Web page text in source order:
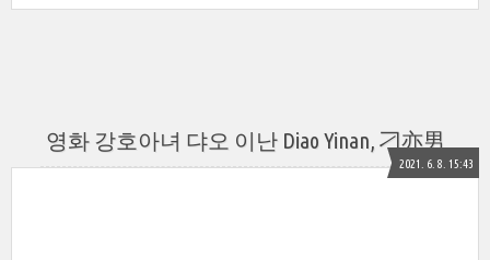
영화 강호아녀 댜오 이난 Diao Yinan, 刁亦男
2021. 6. 8. 15:43